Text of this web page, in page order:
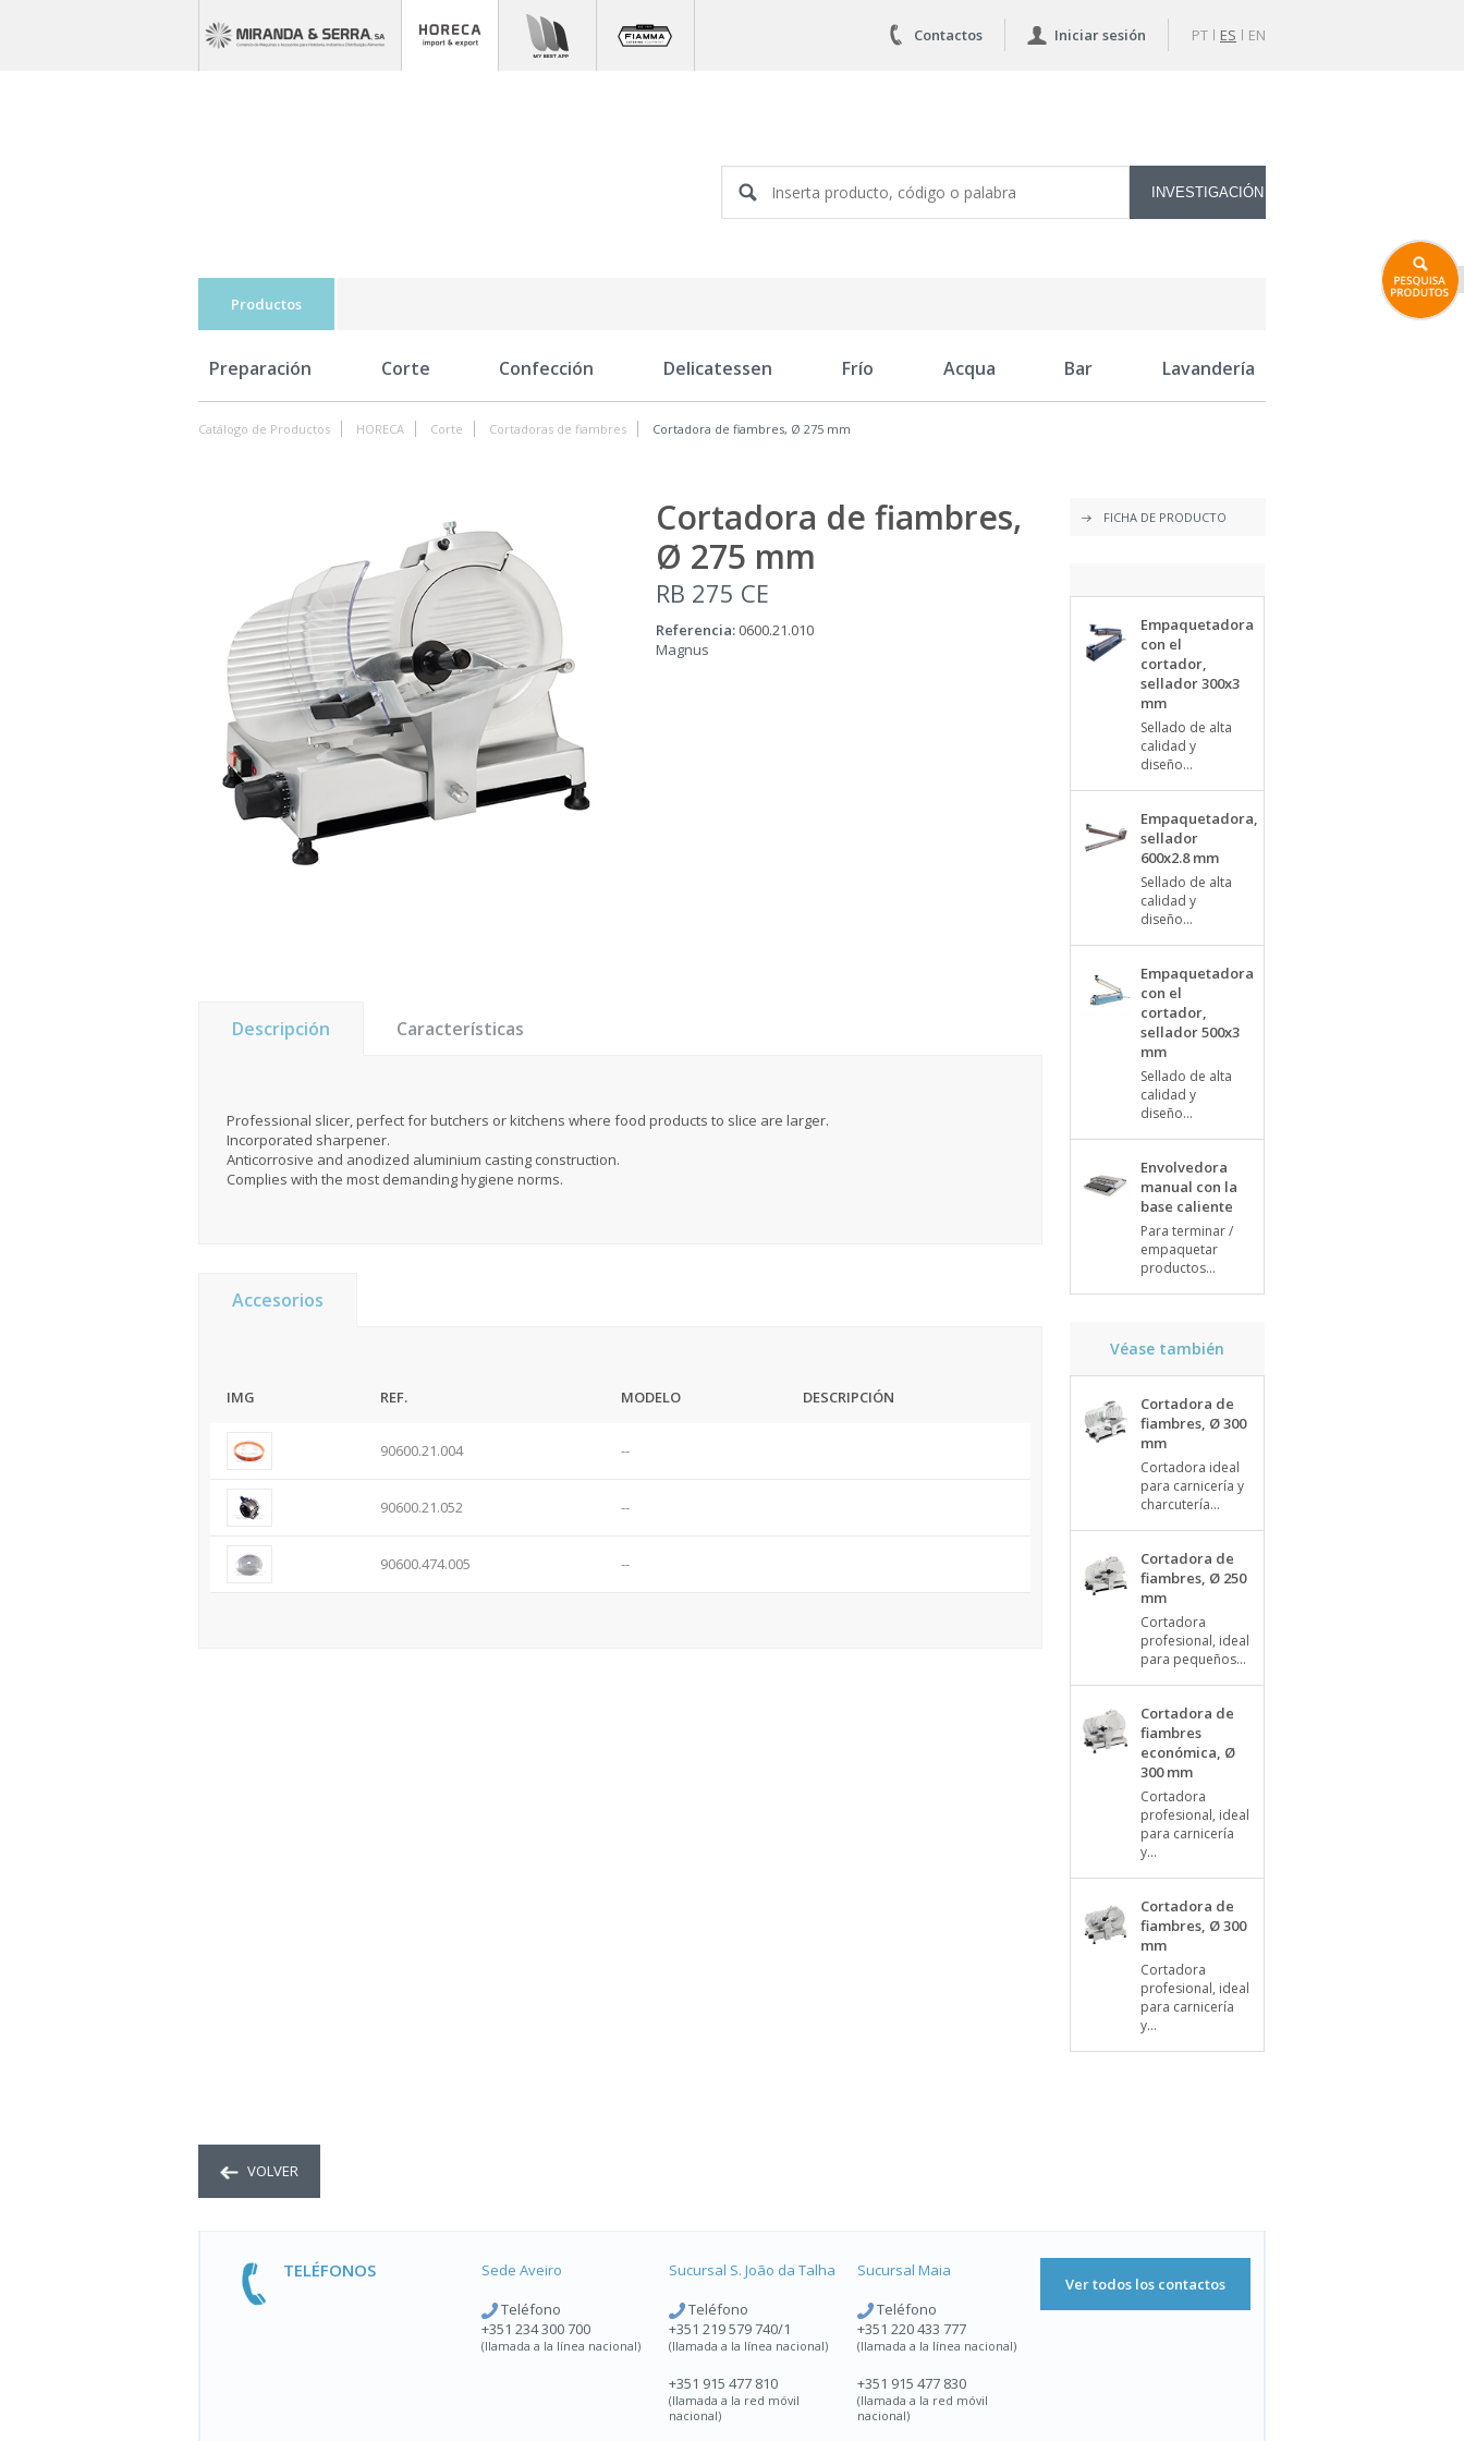
Contactos Iniciar sesión PT ES EN
Productos
Preparación Corte Confección Delicatessen Frío Acqua Bar Lavandería
Catálogo de Productos HORECA Corte Cortadoras de fiambres Cortadora de fiambres, Ø 275 mm
Cortadora de fiambres,
Ø 275 mm
RB 275 CE
Referencia: 0600.21.010
Magnus
Descripción Características
Professional slicer, perfect for butchers or kitchens where food products to slice are larger.
Incorporated sharpener.
Anticorrosive and anodized aluminium casting construction.
Complies with the most demanding hygiene norms.
Accesorios
IMG REF. MODELO DESCRIPCIÓN
90600.21.004 --
90600.21.052 --
90600.474.005 --
FICHA DE PRODUCTO
Empaquetadora
con el
cortador,
sellador 300x3
mm
Sellado de alta
calidad y
diseño...
Empaquetadora,
sellador
600x2.8 mm
Sellado de alta
calidad y
diseño...
Empaquetadora
con el
cortador,
sellador 500x3
mm
Sellado de alta
calidad y
diseño...
Envolvedora
manual con la
base caliente
Para terminar /
empaquetar
productos...
Véase también
Cortadora de
fiambres, Ø 300
mm
Cortadora ideal
para carnicería y
charcutería...
Cortadora de
fiambres, Ø 250
mm
Cortadora
profesional, ideal
para pequeños...
Cortadora de
fiambres
económica, Ø
300 mm
Cortadora
profesional, ideal
para carnicería
y...
Cortadora de
fiambres, Ø 300
mm
Cortadora
profesional, ideal
para carnicería
y...
VOLVER
TELÉFONOS
Sede Aveiro
Teléfono
+351 234 300 700
(llamada a la línea nacional)
Sucursal S. João da Talha
Teléfono
+351 219 579 740/1
(llamada a la línea nacional)
+351 915 477 810
(llamada a la red móvil
nacional)
Sucursal Maia
Teléfono
+351 220 433 777
(llamada a la línea nacional)
+351 915 477 830
(llamada a la red móvil
nacional)
Ver todos los contactos